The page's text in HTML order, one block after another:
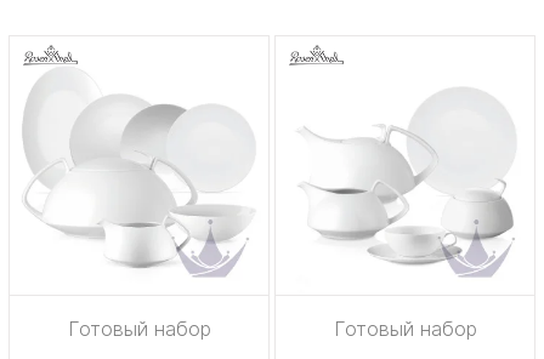
Готовый набор Готовый набор